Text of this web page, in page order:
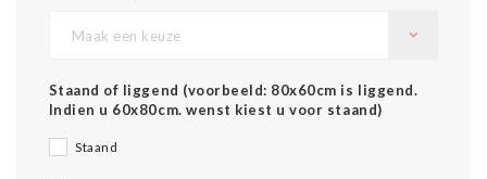
Maak een keuze
Staand of liggend (voorbeeld: 80x60cm is liggend.
Indien u 60x80cm. wenst kiest u voor staand)
Staand